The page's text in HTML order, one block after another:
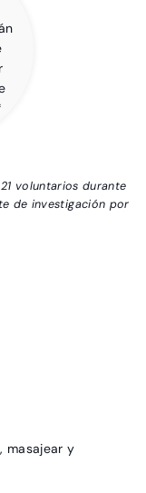
voluntarios durante
de investigación por
masajear y